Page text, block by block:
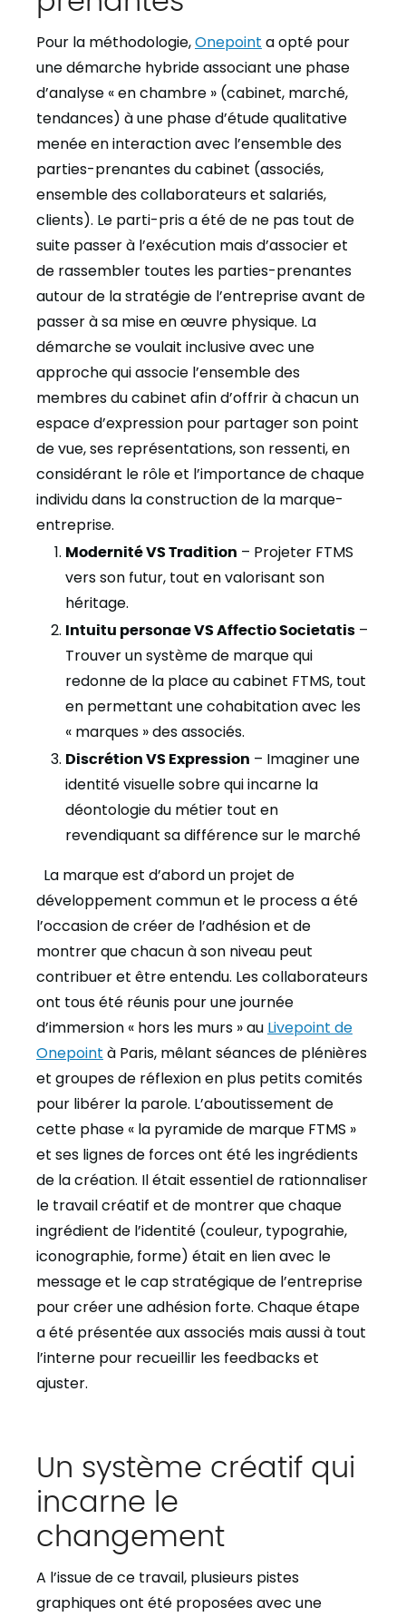
Pour la méthodologie,Onepoint a opté pour
une démarche hybride associant une phase
d’analyse « en chambre » (cabinet, marché,
tendances) à une phase d’étude qualitative
menée en interaction avec l’ensemble des
parties-prenantes du cabinet (associés,
ensemble des collaborateurs et salariés,
clients). Le parti-pris a été de ne pas tout de
suite passer à l’exécution mais d’associer et
de rassembler toutes les parties-prenantes
autour de la stratégie de l’entreprise avant de
passer à sa mise en œuvre physique. La
démarche se voulait inclusive avec une
approche qui associe l’ensemble des
membres du cabinet afin d’offrir à chacun un
espace d’expression pour partager son point
de vue, ses représentations, son ressenti, en
considérant le rôle et l’importance de chaque
individu dans la construction de la marque-
entreprise.
Modernité VS Tradition – Projeter FTMS
vers son futur, tout en valorisant son
héritage.
Intuitu personae VS Affectio Societatis –
Trouver un système de marque qui
redonne de la place au cabinet FTMS, tout
en permettant une cohabitation avec les
« marques » des associés.
Discrétion VS Expression – Imaginer une
identité visuelle sobre qui incarne la
déontologie du métier tout en
revendiquant sa différence sur le marché
La marque est d’abord un projet de
développement commun et le process a été
l’occasion de créer de l’adhésion et de
montrer que chacun à son niveau peut
contribuer et être entendu. Les collaborateurs
ont tous été réunis pour une journée
d’immersion « hors les murs » au Livepoint de
Onepoint à Paris, mêlant séances de plénières
et groupes de réflexion en plus petits comités
pour libérer la parole. L’aboutissement de
cette phase « la pyramide de marque FTMS »
et ses lignes de forces ont été les ingrédients
de la création. Il était essentiel de rationnaliser
le travail créatif et de montrer que chaque
ingrédient de l’identité (couleur, typograhie,
iconographie, forme) était en lien avec le
message et le cap stratégique de l’entreprise
pour créer une adhésion forte. Chaque étape
a été présentée aux associés mais aussi à tout
l’interne pour recueillir les feedbacks et
ajuster.
Un système créatif qui
incarne le
changement
A l’issue de ce travail, plusieurs pistes
graphiques ont été proposées avec une